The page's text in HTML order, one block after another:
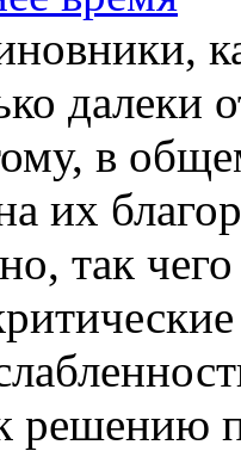
далеки
в
их
так
к решению